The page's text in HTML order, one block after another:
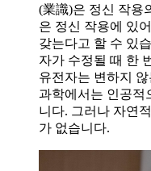
(業識)은 정신 작용
은 정신 작용에 있
갖는다고 할 수 있
자가 수정될 때 한
유전자는 변하지
과학에서는 인공적
니다. 그러나 자연
가 없습니다.